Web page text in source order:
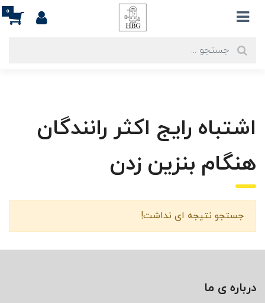
0
اشتباه رایج اکثر رانندگان
هنگام بنزین زدن
جستجو نتیجه ای نداشت!
درباره ی ما